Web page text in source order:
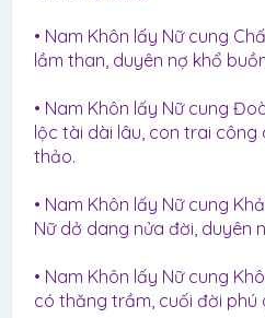
• Nam Khôn lấy Nữ cung
lầm than, duyên nợ khổ
• Nam Khôn lấy Nữ cung
lộc tài dài lâu, con trai công
thảo.
• Nam Khôn lấy Nữ cung
Nữ dở dang nửa đời, duyên
• Nam Khôn lấy Nữ cung
có thăng trầm, cuối đời phú